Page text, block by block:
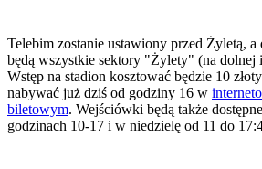
Telebim zostanie ustawiony przed Żyletą, a
będą wszystkie sektory "Żylety" (na dolnej
Wstęp na stadion kosztować będzie 10
nabywać już dziś od godziny 16 w
biletowym. Wejściówki będą także
godzinach 10-17 i w niedzielę od 11 do